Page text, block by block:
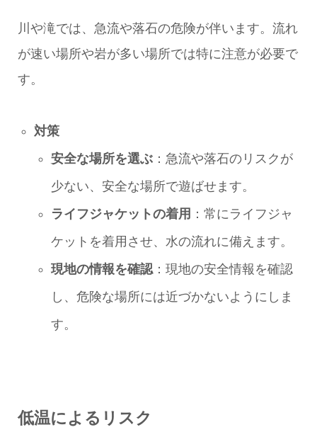
川や滝では、急流や落石の危険が伴います。流れ
が速い場所や岩が多い場所では特に注意が必要で
す。
対策
安全な場所を選ぶ：急流や落石のリスクが
少ない、安全な場所で遊ばせます。
ライフジャケットの着用 ：常にライフジャ
ケットを着用させ、水の流れに備えます。
現地の情報を確認：現地の安全情報を確認
し、危険な場所には近づかないようにしま
す。
低温によるリスク